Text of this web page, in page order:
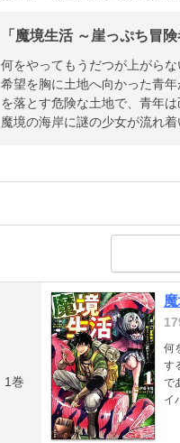
「魔境生活 ～崖っぷち冒
何をやってもうだつが上がら
希望を胸に土地へ向かった青
を落とす危険な土地で、青年
魔境の海岸に謎の少女が流れ
1巻
何
す
で
イ